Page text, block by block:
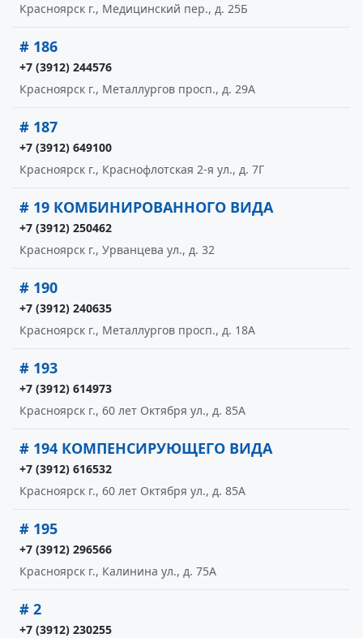
Красноярск г., Медицинский пер., д. 25Б
# 186
+7 (3912) 244576
Красноярск г., Металлургов просп., д. 29А
# 187
+7 (3912) 649100
Красноярск г., Краснофлотская 2-я ул., д. 7Г
# 19 КОМБИНИРОВАННОГО ВИДА
+7 (3912) 250462
Красноярск г., Урванцева ул., д. 32
# 190
+7 (3912) 240635
Красноярск г., Металлургов просп., д. 18А
# 193
+7 (3912) 614973
Красноярск г., 60 лет Октября ул., д. 85А
# 194 КОМПЕНСИРУЮЩЕГО ВИДА
+7 (3912) 616532
Красноярск г., 60 лет Октября ул., д. 85А
# 195
+7 (3912) 296566
Красноярск г., Калинина ул., д. 75А
# 2
+7 (3912) 230255